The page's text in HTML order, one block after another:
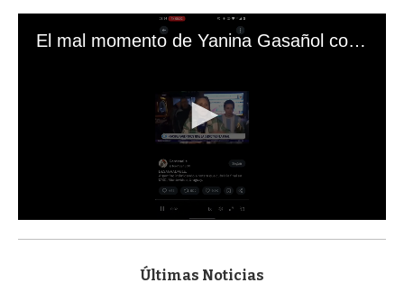
El mal momento de Yanina Gasañol con un hincha argentino en "Subrayado"
s
Últimas Noticias